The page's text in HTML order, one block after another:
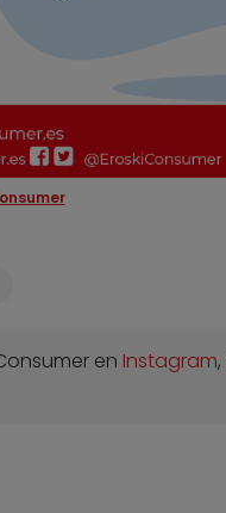
en Instagram,